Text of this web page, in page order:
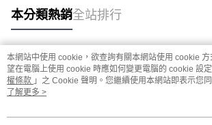
本分類熱銷全站排行
熱門標籤
本網站中使用 cookie，欲查詢有關本網站使用 cookie
望在電腦上使用 cookie 時應如何變更電腦的 cookie 設
權條款 」之 Cookie 聲明。您繼續使用本網站即表示您
用條款之 Cookie 聲明使用 cookie。
了解更多 >